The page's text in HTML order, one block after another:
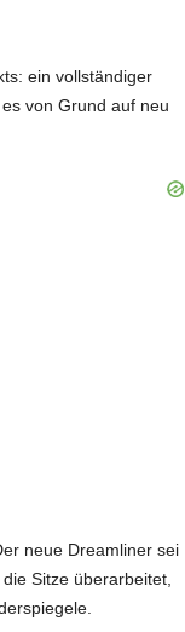
ein vollständiger
von Grund auf neu
neue Dreamliner sei
Sitze überarbeitet,